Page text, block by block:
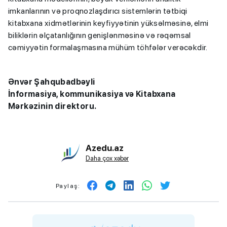
imkanlarının və proqnozlaşdırıcı sistemlərin tətbiqi
kitabxana xidmətlərinin keyfiyyətinin yüksəlməsinə, elmi
biliklərin əlçatanlığının genişlənməsinə və rəqəmsal
cəmiyyətin formalaşmasına mühüm töhfələr verəcəkdir.
Ənvər Şahqubadbəyli
İnformasiya, kommunikasiya və Kitabxana
Mərkəzinin direktoru.
Azedu.az
Daha çox xəbər
Paylaş: